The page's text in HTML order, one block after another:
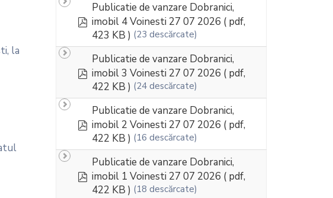
la
pdf
Publicatie de vanzare Dobranici,
imobil 4 Voinesti 27 07 2026 ( pdf,
423 KB ) (23 descărcate)
pdf
Publicatie de vanzare Dobranici,
imobil 3 Voinesti 27 07 2026 ( pdf,
422 KB ) (24 descărcate)
pdf
Publicatie de vanzare Dobranici,
imobil 2 Voinesti 27 07 2026 ( pdf,
422 KB ) (16 descărcate)
pdf
Publicatie de vanzare Dobranici,
imobil 1 Voinesti 27 07 2026 ( pdf,
422 KB ) (18 descărcate)